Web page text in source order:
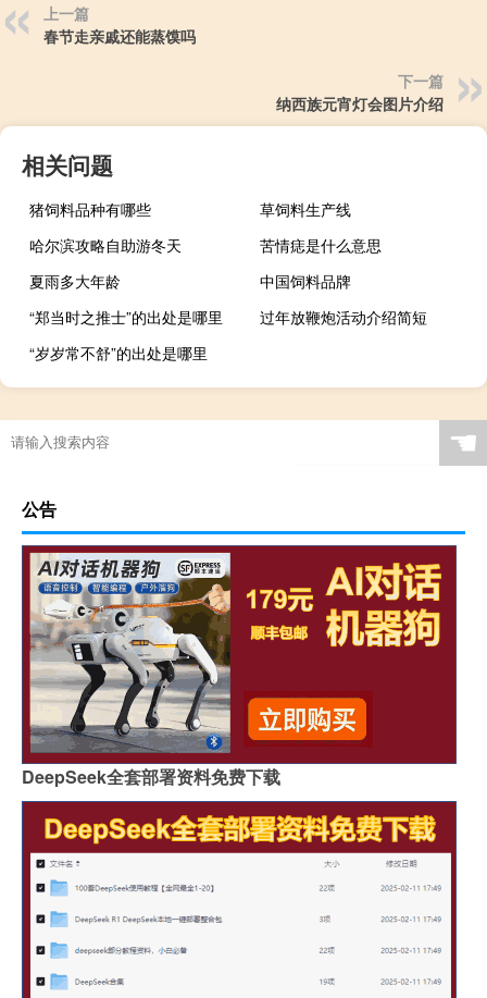
上一篇
春节走亲戚还能蒸馍吗
下一篇
纳西族元宵灯会图片介绍
相关问题
猪饲料品种有哪些
草饲料生产线
哈尔滨攻略自助游冬天
苦情痣是什么意思
夏雨多大年龄
中国饲料品牌
“郑当时之推士”的出处是哪里
过年放鞭炮活动介绍简短
“岁岁常不舒”的出处是哪里
☚
公告
DeepSeek全套部署资料免费下载